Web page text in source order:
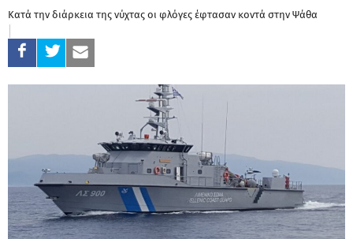
Κατά την διάρκεια της νύχτας οι φλόγες έφτασαν κοντά στην Ψάθα